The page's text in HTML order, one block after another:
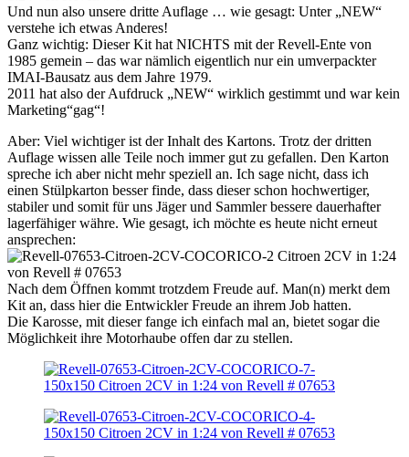
Und nun also unsere dritte Auflage … wie gesagt: Unter „NEW“
verstehe ich etwas Anderes!
Ganz wichtig: Dieser Kit hat NICHTS mit der Revell-Ente von
1985 gemein – das war nämlich eigentlich nur ein umverpackter
IMAI-Bausatz aus dem Jahre 1979.
2011 hat also der Aufdruck „NEW“ wirklich gestimmt und war kein
Marketing“gag“!
Aber: Viel wichtiger ist der Inhalt des Kartons. Trotz der dritten
Auflage wissen alle Teile noch immer gut zu gefallen. Den Karton
spreche ich aber nicht mehr speziell an. Ich sage nicht, dass ich
einen Stülpkarton besser finde, dass dieser schon hochwertiger,
stabiler und somit für uns Jäger und Sammler bessere dauerhafter
lagerfähiger währe. Wie gesagt, ich möchte es heute nicht erneut
ansprechen:
Nach dem Öffnen kommt trotzdem Freude auf. Man(n) merkt dem
Kit an, dass hier die Entwickler Freude an ihrem Job hatten.
Die Karosse, mit dieser fange ich einfach mal an, bietet sogar die
Möglichkeit ihre Motorhaube offen dar zu stellen.